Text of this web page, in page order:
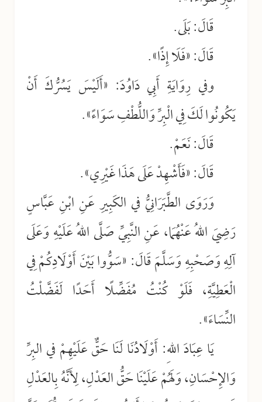
قَالَ: بَلَى.
قَالَ: «فَلَا إِذًا».
وفي رِوَايَةِ أَبِي دَاوُدَ: «أَلَيْسَ يَسُرُّكَ أَنْ
يَكُونُوا لَكَ فِي الْبِرِّ وَاللُّطْفِ سَوَاءً».
قَالَ: نَعَمْ.
قَالَ: «فَأَشْهِدْ عَلَى هَذَا غَيْرِي».
وَرَوَى الطَّبَرَانِيُّ في الكَبِيرِ عَنِ ابْنِ عَبَّاسٍ
رَضِيَ اللهُ عَنْهُمَا، عَنِ النَّبِيِّ صَلَّى اللهُ عَلَيْهِ وَعَلَى
آلِهِ وَصَحْبِهِ وَسَلَّمَ قَالَ: «سَوُّوا بَيْنَ أَوْلَادِكُمْ فِي
الْعَطِيَّةِ، فَلَوْ كُنْتُ مُفَضِّلًا أَحَدًا لَفَضَّلْتُ
النِّسَاءَ».
يَا عِبَادَ اللهِ: أَوْلَادُنَا لَنَا حَقٌّ عَلَيْهِمْ في البِرِّ
وَالإِحْسَانِ، وَلَهُمْ عَلَيْنَا حَقُّ العَدْلِ، لِأَنَّهُ بِالعَدْلِ